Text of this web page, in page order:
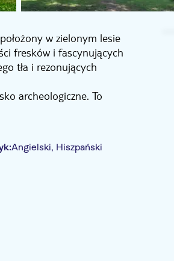
w zielonym lesie
fresków i fascynujących
tła i rezonujących
archeologiczne. To
kunsztu artystycznego
meandrującą rzekę, co
przeplatają się
dziedzictwem kultury
Angielski, Hiszpański